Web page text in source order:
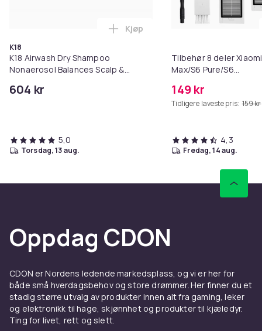
K18
K18 Airwash Dry Shampoo
Nonaerosol Balances Scalp &
604 kr
Legg K18 Airwash Dry
Kjøp
5,0
torsdag, 13 aug.
Tilbehør 8 deler
Max/S6 Pure/S6
149 kr
Tidligere laveste pris: 159 kr
4,3
fredag, 14 aug.
Oppdag CDON
CDON er Nordens ledende markedsplass, og vi er her for
både små hverdagsbehov og store drømmer. Her finner du et
stadig større utvalg av produkter innen alt fra gaming, leker
og elektronikk til hage, skjønnhet og produkter til kjæledyr.
Ting for livet, rett og slett.